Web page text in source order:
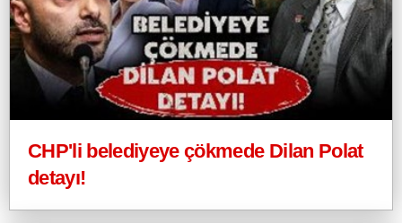
CHP'li belediyeye çökmede Dilan Polat
detayı!